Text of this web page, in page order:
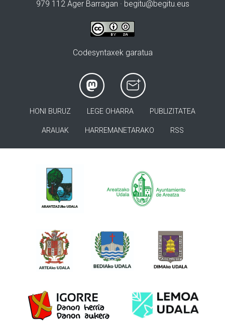
979 112 Ager Barragan · begitu@begitu.eus
Codesyntaxek garatua
HONI BURUZ LEGE OHARRA PUBLIZITATEA
ARAUAK HARREMANETARAKO RSS